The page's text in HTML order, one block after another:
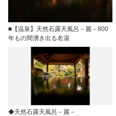
■【温泉】天然石露天風呂－麗－800
年もの間湧き出る名湯
◆天然石露天風呂－麗－